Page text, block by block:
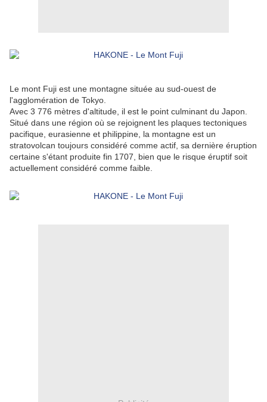
Le mont Fuji est une montagne située au sud-ouest de
l'agglomération de Tokyo.
Avec 3 776 mètres d'altitude, il est le point culminant du Japon.
Situé dans une région où se rejoignent les plaques tectoniques
pacifique, eurasienne et philippine, la montagne est un
stratovolcan toujours considéré comme actif, sa dernière éruption
certaine s'étant produite fin 1707, bien que le risque éruptif soit
actuellement considéré comme faible.